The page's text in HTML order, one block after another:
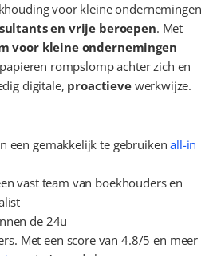
voor kleine ondernemingen
en vrije beroepen. Met
voor kleine ondernemingen
rompslomp achter zich en
digitale, proactieve werkwijze.
een gemakkelijk te gebruiken all-in
vast team van boekhouders en
de 24u
Met een score van 4.8/5 en meer